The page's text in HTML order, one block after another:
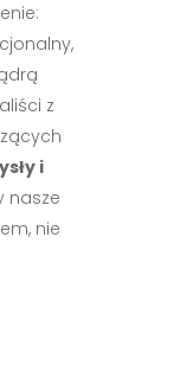
z
i
nasze
nie